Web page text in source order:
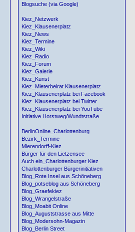
Blogsuche (via Google)
Kiez_Netzwerk
Kiez_Klausenerplatz
Kiez_News
Kiez_Termine
Kiez_Wiki
Kiez_Radio
Kiez_Forum
Kiez_Galerie
Kiez_Kunst
Kiez_Mieterbeirat Klausenerplatz
Kiez_Klausenerplatz bei Facebook
Kiez_Klausenerplatz bei Twitter
Kiez_Klausenerplatz bei YouTube
Initiative Horstweg/Wundtstraße
BerlinOnline_Charlottenburg
Bezirk_Termine
Mierendorff-Kiez
Bürger für den Lietzensee
Auch ein_Charlottenburger Kiez
Charlottenburger Bürgerinitiativen
Blog_Rote Insel aus Schöneberg
Blog_potseblog aus Schöneberg
Blog_Graefekiez
Blog_Wrangelstraße
Blog_Moabit Online
Blog_Auguststrasse aus Mitte
Blog_Modersohn-Magazin
Blog_Berlin Street